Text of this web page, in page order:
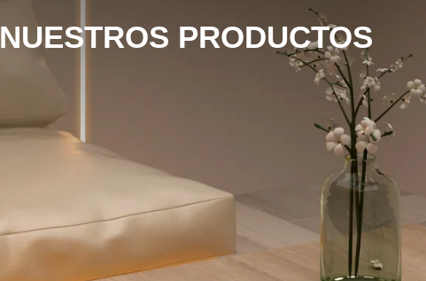
NUESTROS PRODUCTOS